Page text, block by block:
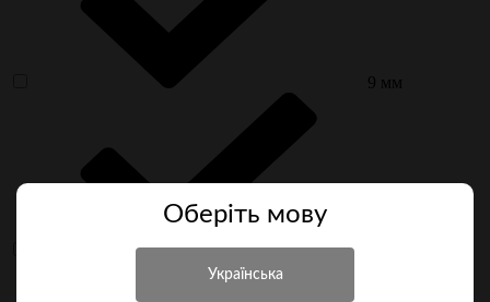
9 мм
Оберiть мову